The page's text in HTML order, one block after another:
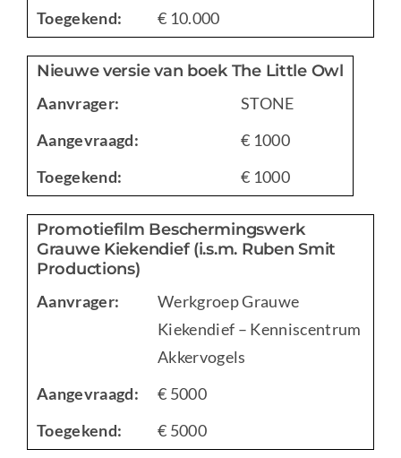
Toegekend:
€ 10.000
Nieuwe versie van boek The Little Owl
Aanvrager:
STONE
Aangevraagd:
€ 1000
Toegekend:
€ 1000
Promotiefilm Beschermingswerk
Grauwe Kiekendief (i.s.m. Ruben Smit
Productions)
Aanvrager:
Werkgroep Grauwe
Kiekendief – Kenniscentrum
Akkervogels
Aangevraagd:
€ 5000
Toegekend:
€ 5000